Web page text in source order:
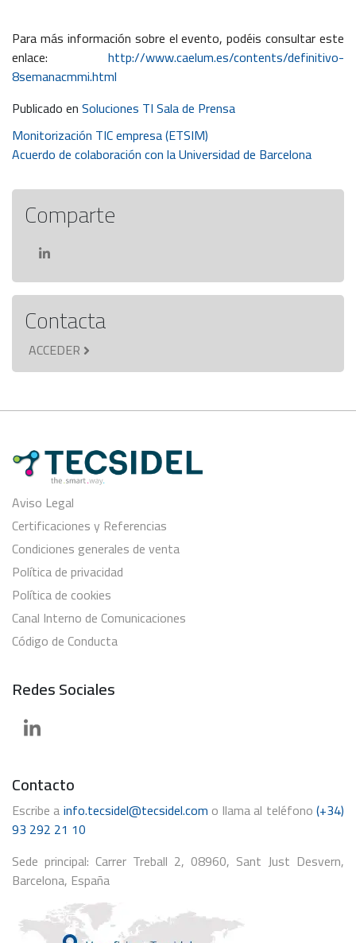
Para más información sobre el evento, podéis consultar este
enlace: http://www.caelum.es/contents/definitivo-
8semanacmmi.html
Publicado enSoluciones TI Sala de Prensa
Navegación
de
entradas
Monitorización TIC empresa (ETSIM)
Acuerdo de colaboración con la Universidad de Barcelona
Comparte
Contacta
ACCEDER
Aviso Legal
Certificaciones y Referencias
Condiciones generales de venta
Política de privacidad
Política de cookies
Canal Interno de Comunicaciones
Código de Conducta
Redes Sociales
Contacto
Escribe ainfo.tecsidel@tecsidel.com o llama al teléfono(+34)
93 292 21 10
Sede principal: Carrer Treball 2, 08960, Sant Just Desvern,
Barcelona, España